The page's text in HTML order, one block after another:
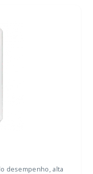
desempenho, alta